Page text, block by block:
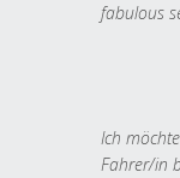
fabulous
Ich
Fahrer/in